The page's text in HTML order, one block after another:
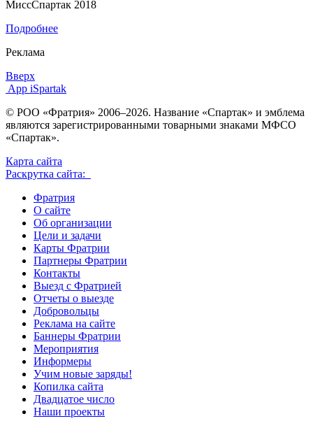
МиссСпартак 2018
Подробнее
Реклама
Вверх
App iSpartak
© РОО «Фратрия» 2006–2026. Название «Спартак» и эмблема
являются зарегистрированными товарными знаками МФСО
«Спартак».
Карта сайта
Раскрутка сайта:
Фратрия
О сайте
Об организации
Цели и задачи
Карты Фратрии
Партнеры Фратрии
Контакты
Выезд с Фратрией
Отчеты о выезде
Добровольцы
Реклама на сайте
Баннеры Фратрии
Мероприятия
Информеры
Учим новые заряды!
Копилка сайта
Двадцатое число
Наши проекты